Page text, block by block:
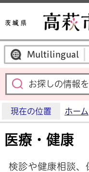
Multilingual
現在の位置 ホーム
医療・健康
検診や健康相談